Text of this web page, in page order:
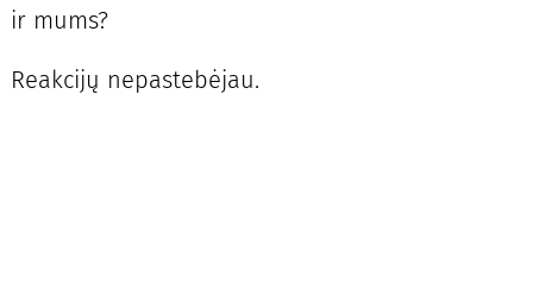
ir mums?
Reakcijų nepastebėjau.